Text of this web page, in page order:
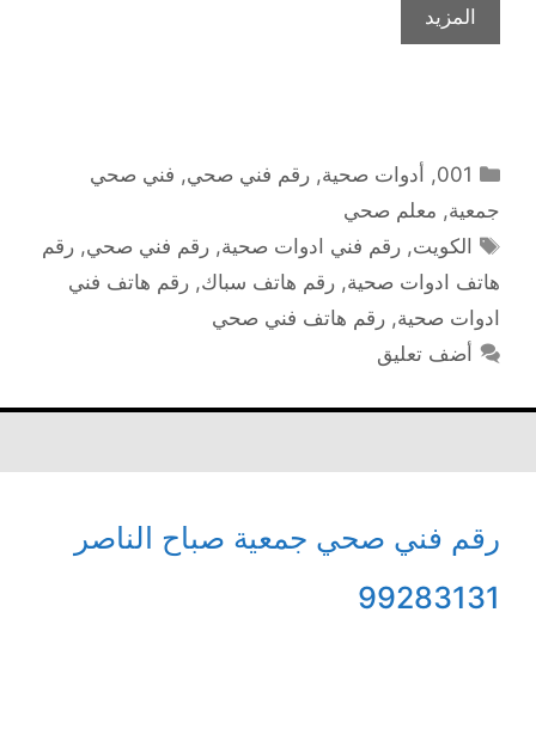
المزيد
التصنيفات
001
, أدوات صحية,رقم فني صحي, فني صحي
جمعية, معلم صحي
الوسوم
الكويت,رقم فني ادوات صحية,رقم فني صحي,رقم
هاتف ادوات صحية, رقم هاتف سباك, رقم هاتف فني
ادوات صحية, رقم هاتف فني صحي
أضف تعليق
رقم فني صحي جمعية صباح الناصر
99283131